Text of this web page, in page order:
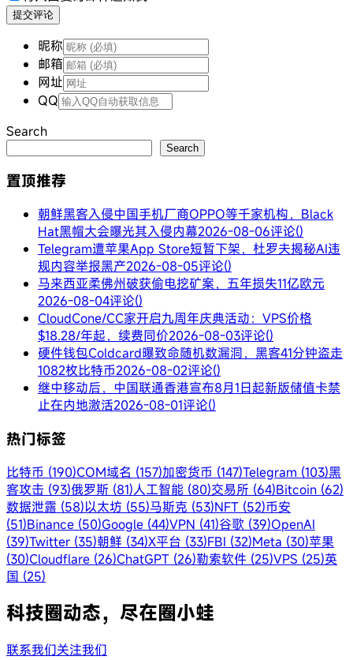
提交评论
昵称
邮箱
网址
QQ
Search
Search
置顶推荐
朝鲜黑客入侵中国手机厂商OPPO等千家机构，Black
Hat黑帽大会曝光其入侵内幕2026-08-06评论()
Telegram遭苹果App Store短暂下架，杜罗夫揭秘AI违
规内容举报黑产2026-08-05评论()
马来西亚柔佛州破获偷电挖矿案，五年损失11亿欧元
2026-08-04评论()
CloudCone/CC家开启九周年庆典活动：VPS价格
$18.28/年起，续费同价2026-08-03评论()
硬件钱包Coldcard曝致命随机数漏洞，黑客41分钟盗走
1082枚比特币2026-08-02评论()
继中移动后，中国联通香港宣布8月1日起新版储值卡禁
止在内地激活2026-08-01评论()
热门标签
比特币 (190)COM域名 (157)加密货币 (147)Telegram (103)黑
客攻击 (93)俄罗斯 (81)人工智能 (80)交易所 (64)Bitcoin (62)
数据泄露 (58)以太坊 (55)马斯克 (53)NFT (52)币安
(51)Binance (50)Google (44)VPN (41)谷歌 (39)OpenAI
(39)Twitter (35)朝鲜 (34)X平台 (33)FBI (32)Meta (30)苹果
(30)Cloudflare (26)ChatGPT (26)勒索软件 (25)VPS (25)英
国 (25)
科技圈动态，尽在圈小蛙
联系我们关注我们